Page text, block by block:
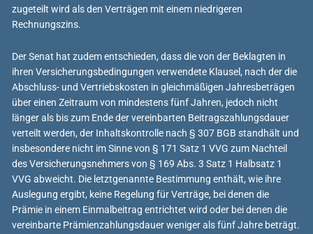
zugeteilt wird als den Verträgen mit einem niedrigeren
Rechnungszins.
Der Senat hat zudem entschieden, dass die von der Beklagten in
ihren Versicherungsbedingungen verwendete Klausel, nach der die
Abschluss- und Vertriebskosten in gleichmäßigen Jahresbeträgen
über einen Zeitraum von mindestens fünf Jahren, jedoch nicht
länger als bis zum Ende der vereinbarten Beitragszahlungsdauer
verteilt werden, der Inhaltskontrolle nach § 307 BGB standhält und
insbesondere nicht im Sinne von § 171 Satz 1 VVG zum Nachteil
des Versicherungsnehmers von § 169 Abs. 3 Satz 1 Halbsatz 1
VVG abweicht. Die letztgenannte Bestimmung enthält, wie ihre
Auslegung ergibt, keine Regelung für Verträge, bei denen die
Prämie in einem Einmalbeitrag entrichtet wird oder bei denen die
vereinbarte Prämienzahlungsdauer weniger als fünf Jahre beträgt.